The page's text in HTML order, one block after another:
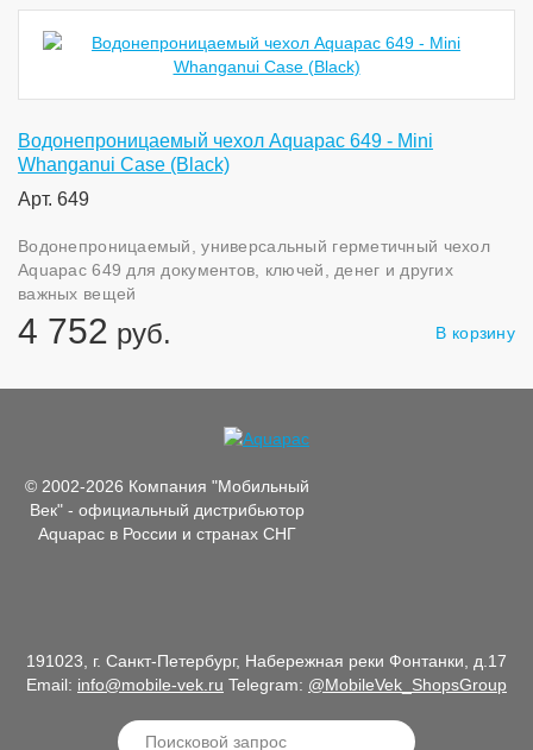
Водонепроницаемый чехол Aquapac 649 - Mini
Whanganui Case (Black)
Арт. 649
Водонепроницаемый, универсальный герметичный чехол
Aquapac 649 для документов, ключей, денег и других
важных вещей
4 752 руб. В корзину
© 2002-2026 Компания "Мобильный
Век" - официальный дистрибьютор
Aquapac в России и странах СНГ
191023, г. Санкт-Петербург, Набережная реки Фонтанки, д.17
Email: info@mobile-vek.ru Telegram: @MobileVek_ShopsGroup